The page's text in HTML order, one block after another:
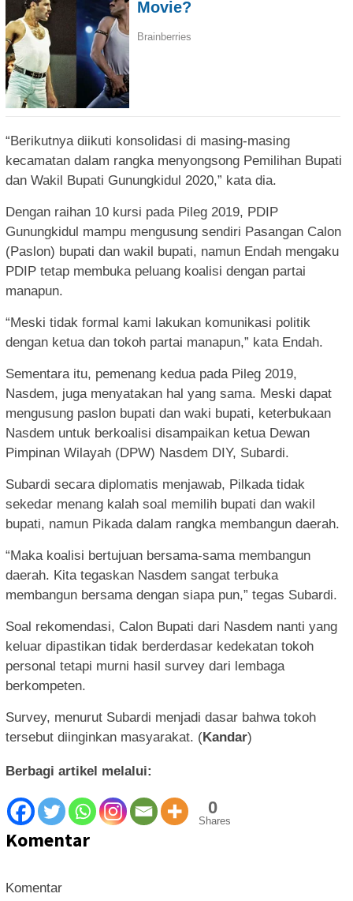
“Berikutnya diikuti konsolidasi di masing-masing
kecamatan dalam rangka menyongsong Pemilihan Bupati
dan Wakil Bupati Gunungkidul 2020,” kata dia.
Dengan raihan 10 kursi pada Pileg 2019, PDIP
Gunungkidul mampu mengusung sendiri Pasangan Calon
(Paslon) bupati dan wakil bupati, namun Endah mengaku
PDIP tetap membuka peluang koalisi dengan partai
manapun.
“Meski tidak formal kami lakukan komunikasi politik
dengan ketua dan tokoh partai manapun,” kata Endah.
Sementara itu, pemenang kedua pada Pileg 2019,
Nasdem, juga menyatakan hal yang sama. Meski dapat
mengusung paslon bupati dan waki bupati, keterbukaan
Nasdem untuk berkoalisi disampaikan ketua Dewan
Pimpinan Wilayah (DPW) Nasdem DIY, Subardi.
Subardi secara diplomatis menjawab, Pilkada tidak
sekedar menang kalah soal memilih bupati dan wakil
bupati, namun Pikada dalam rangka membangun daerah.
“Maka koalisi bertujuan bersama-sama membangun
daerah. Kita tegaskan Nasdem sangat terbuka
membangun bersama dengan siapa pun,” tegas Subardi.
Soal rekomendasi, Calon Bupati dari Nasdem nanti yang
keluar dipastikan tidak berderdasar kedekatan tokoh
personal tetapi murni hasil survey dari lembaga
berkompeten.
Survey, menurut Subardi menjadi dasar bahwa tokoh
tersebut diinginkan masyarakat. (Kandar)
Berbagi artikel melalui:
0
Shares
Komentar
Komentar